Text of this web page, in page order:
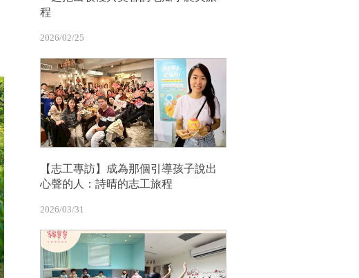
程
2026/02/25
【志工專訪】成為那個引導孩子說出
心聲的人：詩晴的志工旅程
2026/03/31